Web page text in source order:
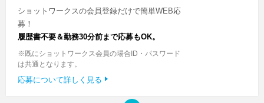
ショットワークスの会員登録だけで簡単WEB応
募！
履歴書不要＆勤務30分前まで応募もOK。
※既にショットワークス会員の場合ID・パスワード
は共通となります。
応募について詳しく見る